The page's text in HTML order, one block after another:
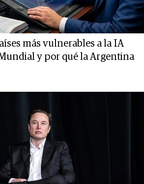
más vulnerables a la IA
y por qué la Argentina